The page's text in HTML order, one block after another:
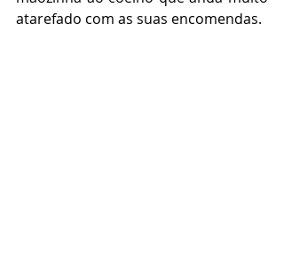
atarefado com as suas encomendas.